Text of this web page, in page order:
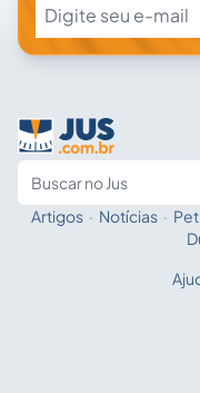
Artigos · Notícias ·